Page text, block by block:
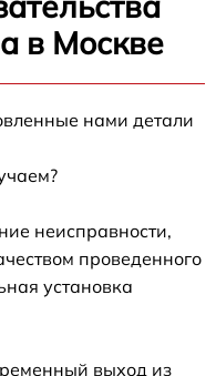
в Москве
нами детали
неисправности,
проведенного
установка
выход из